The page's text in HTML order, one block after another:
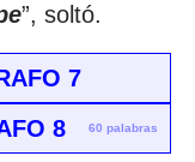
”, soltó.
7
8
60 palabras